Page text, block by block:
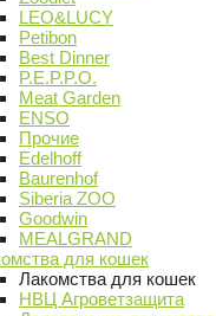
LEO&LUCY
Petibon
Best Dinner
P.E.P.P.O.
Meat Garden
ENSO
Прочие
Edelhoff
Baurenhof
Siberia ZOO
Goodwin
MEALGRAND
для кошек
Лакомства для кошек
НВЦ Агроветзащита